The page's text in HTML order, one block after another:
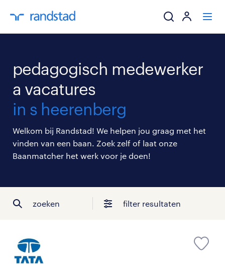
ik zoek een
over randstad
pedagogisch medewerker
a vacatures
in s heerenberg
Welkom bij Randstad! We helpen jou graag met het
vinden van een baan. Zoek zelf of laat onze
Baanmatcher het werk voor je doen!
zoeken filter resultaten